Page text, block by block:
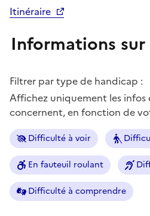
Itinéraire
Informations sur
Filtrer par type de handicap :
Affichez uniquement les
concernent, en fonction de
Difficulté à voir
En fauteuil roulant
Difficulté à comprendre